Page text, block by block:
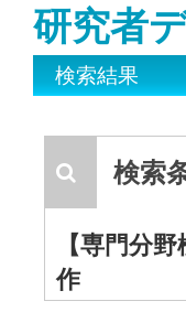
研究者
検索結果
検索
【専門分
作